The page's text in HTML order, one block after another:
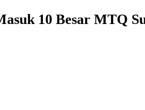
10 Besar MTQ